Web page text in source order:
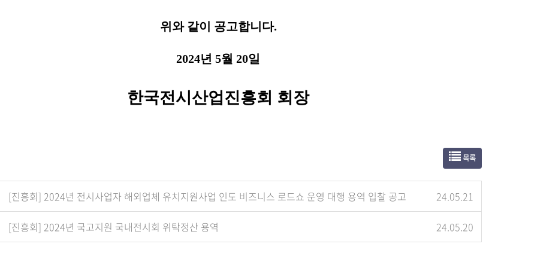
위와 같이 공고합니다.
2024년 5월 20일
한국전시산업진흥회 회장
목록
[진흥회] 2024년 전시사업자 해외업체 유치지원사업 인도 비즈니스 로드쇼 운영 대행 용역 입찰 공고 24.05.21
[진흥회] 2024년 국고지원 국내전시회 위탁정산 용역 24.05.20